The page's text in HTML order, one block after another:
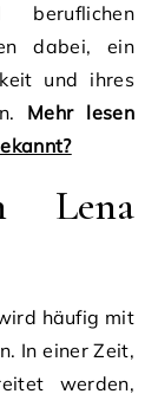
beruflichen
dabei, ein
und ihres
Mehr lesen
Lena
häufig mit
In einer Zeit,
werden,